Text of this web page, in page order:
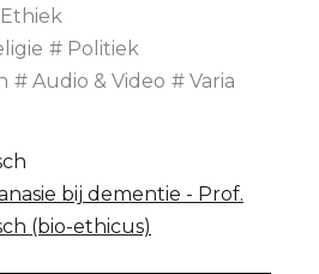
Politiek
Audio & Video Varia
bij dementie - Prof.
(bio-ethicus)